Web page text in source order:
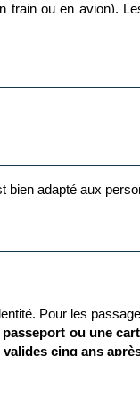
ou en avion).
aérienne, même
adapté aux
Pour les
ou une
cinq ans
En cas de